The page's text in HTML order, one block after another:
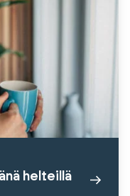
helteillä